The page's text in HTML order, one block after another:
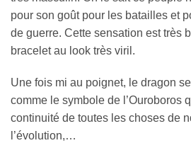
pour son goût pour les batailles et
de guerre. Cette sensation est très
bracelet au look très viril.
Une fois mi au poignet, le dragon
comme le symbole de l’Ouroboros
continuité de toutes les choses de
l’évolution,…